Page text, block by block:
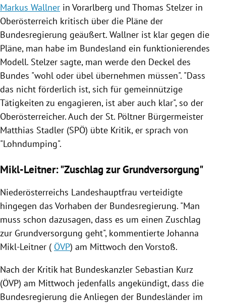
Markus Wallner in Vorarlberg und Thomas Stelzer in
Oberösterreich kritisch über die Pläne der
Bundesregierung geäußert. Wallner ist klar gegen die
Pläne, man habe im Bundesland ein funktionierendes
Modell. Stelzer sagte, man werde den Deckel des
Bundes "wohl oder übel übernehmen müssen". "Dass
das nicht förderlich ist, sich für gemeinnützige
Tätigkeiten zu engagieren, ist aber auch klar", so der
Oberösterreicher.Auch der St. Pöltner Bürgermeister
Matthias Stadler (SPÖ) übte Kritik, er sprach von
"Lohndumping".
Mikl-Leitner: "Zuschlag zur Grundversorgung"
Niederösterreichs Landeshauptfrau verteidigte
hingegen das Vorhaben der Bundesregierung. "Man
muss schon dazusagen, dass es um einen Zuschlag
zur Grundversorgung geht", kommentierteJohanna
Mikl-Leitner ( ÖVP) am Mittwoch den Vorstoß.
Nach der Kritik hat Bundeskanzler Sebastian Kurz
(ÖVP) am Mittwoch jedenfalls angekündigt, dass die
Bundesregierung die Anliegen der Bundesländer im